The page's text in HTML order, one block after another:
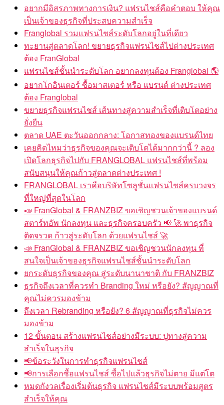
อยากมีอิสรภาพทางการเงิน? แฟรนไชส์คือคำตอบ ให้คุณ
เป็นเจ้าของธุรกิจที่ประสบความสำเร็จ
Franglobal รวมแฟรนไชส์ระดับโลกอยู่ในที่เดียว
ทะยานสู่ตลาดโลก! ขยายธุรกิจแฟรนไชส์ไปต่างประเทศ
ต้อง FranGlobal
แฟรนไชส์ชั้นนำระดับโลก อยากลงทุนต้อง Franglobal 🌎
อยากโกอินเตอร์ ซื้อมาสเตอร์ หรือ แบรนด์ ต่างประเทศ
ต้อง Franglobal
ขยายธุรกิจแฟรนไชส์ เส้นทางสู่ความสำเร็จที่เติบโตอย่าง
ยั่งยืน
ตลาด UAE ตะวันออกกลาง: โอกาสทองของแบรนด์ไทย
เคยคิดไหมว่าธุรกิจของคุณจะเติบโตได้มากกว่านี้ ? ลอง
เปิดโลกธุรกิจไปกับ FRANGLOBAL แฟรนไชส์ที่พร้อม
สนับสนุนให้คุณก้าวสู่ตลาดต่างประเทศ !
FRANGLOBAL เราคือบริษัทโซลูชั่นแฟรนไชส์ครบวงจร
ที่ใหญ่ที่สุดในโลก
📣 FranGlobal & FRANZBIZ ขอเชิญชวนเจ้าของแบรนด์
สตาร์ทอัพ นักลงทุน และธุรกิจครอบครัว 📢 🚀 พาธุรกิจ
ติดจรวด ก้าวสู่ระดับโลก ด้วยแฟรนไชส์ 🚀
📣 FranGlobal & FRANZBIZ ขอเชิญชวนนักลงทุน ที่
สนใจเป็นเจ้าของธุรกิจแฟรนไชส์ชั้นนำระดับโลก
ยกระดับธุรกิจของคุณ สู่ระดับนานาชาติ กับ FRANZBIZ
ธุรกิจถึงเวลาที่ควรทำ Branding ใหม่ หรือยัง? สัญญาณที่
คุณไม่ควรมองข้าม
ถึงเวลา Rebranding หรือยัง? 6 สัญญาณที่ธุรกิจไม่ควร
มองข้าม
12 ขั้นตอน สร้างแฟรนไชส์อย่างมีระบบ: ปูทางสู่ความ
สำเร็จในธุรกิจ
📢ข้อระวังในการทำธุรกิจแฟรนไชส์
📢การเลือกซื้อแฟรนไชส์ ซื้อไปแล้วธุรกิจไม่ตาย มีแต่โต
หมดกังวลเรื่องเริ่มต้นธุรกิจ แฟรนไชส์มีระบบพร้อมสูตร
สำเร็จให้คุณ